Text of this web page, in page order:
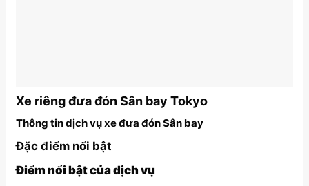
Xe riêng đưa đón Sân bay Tokyo
Thông tin dịch vụ xe đưa đón Sân bay
Đặc điểm nổi bật
Điểm nổi bật của dịch vụ